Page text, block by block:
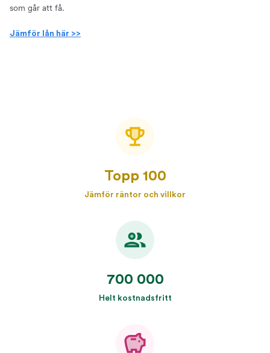
som går att få.
Jämför lån här >>
Topp 100
Jämför räntor och villkor
700 000
Helt kostnadsfritt